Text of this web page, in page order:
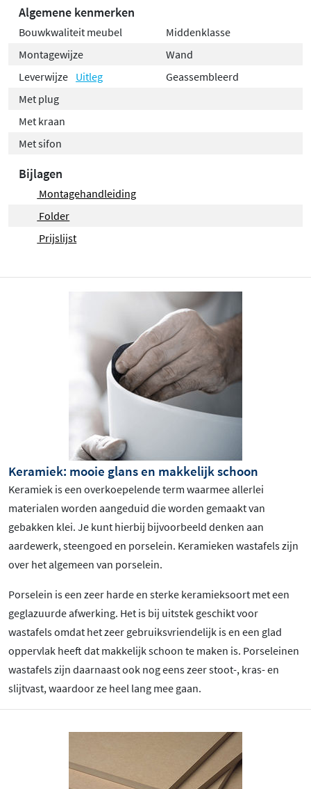
Algemene kenmerken
Bouwkwaliteit meubel
Middenklasse
Montagewijze
Wand
Leverwijze Uitleg
Geassembleerd
Met plug
Met kraan
Met sifon
Bijlagen
Montagehandleiding
Folder
Prijslijst
Keramiek: mooie glans en makkelijk schoon
Keramiek is een overkoepelende term waarmee allerlei
materialen worden aangeduid die worden gemaakt van
gebakken klei. Je kunt hierbij bijvoorbeeld denken aan
aardewerk, steengoed en porselein. Keramieken wastafels zijn
over het algemeen van porselein.
Porselein is een zeer harde en sterke keramieksoort met een
geglazuurde afwerking. Het is bij uitstek geschikt voor
wastafels omdat het zeer gebruiksvriendelijk is en een glad
oppervlak heeft dat makkelijk schoon te maken is. Porseleinen
wastafels zijn daarnaast ook nog eens zeer stoot-, kras- en
slijtvast, waardoor ze heel lang mee gaan.